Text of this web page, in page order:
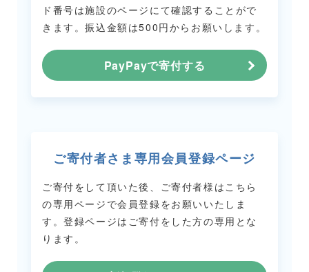
ド番号は施設のページにて確認することがで
きます。振込金額は500円からお願いします。
PayPayで寄付する
ご寄付者さま専用会員登録ページ
ご寄付をして頂いた後、ご寄付者様はこちら
の専用ページで会員登録をお願いいたしま
す。登録ページはご寄付をした方の専用とな
ります。